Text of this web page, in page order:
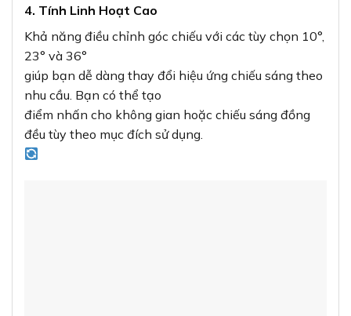
4. Tính Linh Hoạt Cao
Khả năng điều chỉnh góc chiếu với các tùy chọn 10°,
23° và 36°
giúp bạn dễ dàng thay đổi hiệu ứng chiếu sáng theo
nhu cầu. Bạn có thể tạo
điểm nhấn cho không gian hoặc chiếu sáng đồng
đều tùy theo mục đích sử dụng.